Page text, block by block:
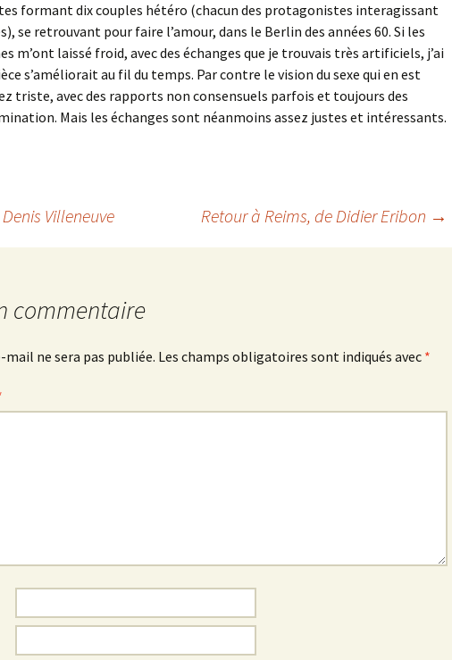
formant dix couples hétéro (chacun des protagonistes interagissant
se retrouvant pour faire l’amour, dans le Berlin des années 60. Si les
m’ont laissé froid, avec des échanges que je trouvais très artificiels, j’ai
s’améliorait au fil du temps. Par contre le vision du sexe qui en est
triste, avec des rapports non consensuels parfois et toujours des
Mais les échanges sont néanmoins assez justes et intéressants.
Villeneuve Retour à Reims, de Didier Eribon →
commentaire
mail ne sera pas publiée. Les champs obligatoires sont indiqués avec *